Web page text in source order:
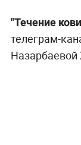
"Течение
телеграм-